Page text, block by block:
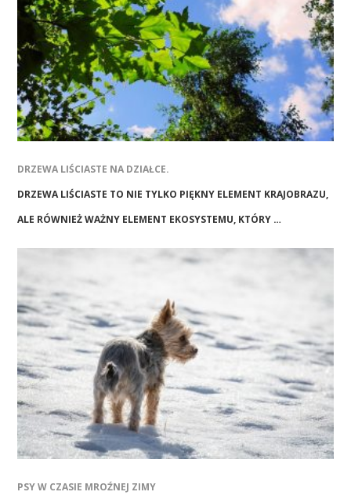
DRZEWA LIŚCIASTE NA DZIAŁCE.
DRZEWA LIŚCIASTE TO NIE TYLKO PIĘKNY ELEMENT KRAJOBRAZU,
ALE RÓWNIEŻ WAŻNY ELEMENT EKOSYSTEMU, KTÓRY …
PSY W CZASIE MROŹNEJ ZIMY